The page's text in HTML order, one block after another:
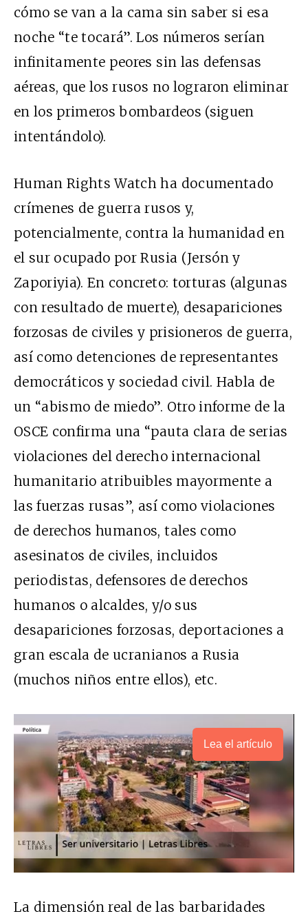
cómo se van a la cama sin saber si esa
noche “te tocará”. Los números serían
infinitamente peores sin las defensas
aéreas, que los rusos no lograron eliminar
en los primeros bombardeos (siguen
intentándolo).
Human Rights Watch ha documentado
crímenes de guerra rusos y,
potencialmente, contra la humanidad en
el sur ocupado por Rusia (Jersón y
Zaporiyia). En concreto: torturas (algunas
con resultado de muerte), desapariciones
forzosas de civiles y prisioneros de guerra,
así como detenciones de representantes
democráticos y sociedad civil. Habla de
un “abismo de miedo”. Otro informe de la
OSCE confirma una “pauta clara de serias
violaciones del derecho internacional
humanitario atribuibles mayormente a
las fuerzas rusas”, así como violaciones
de derechos humanos, tales como
asesinatos de civiles, incluidos
periodistas, defensores de derechos
humanos o alcaldes, y/o sus
desapariciones forzosas, deportaciones a
gran escala de ucranianos a Rusia
(muchos niños entre ellos), etc.
Lea el artículo
La dimensión real de las barbaridades